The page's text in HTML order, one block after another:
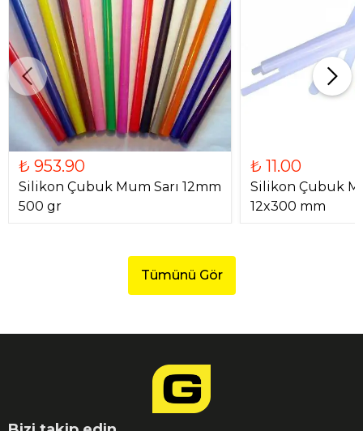
₺ 953.90
Silikon Çubuk Mum Sarı 12mm
500 gr
₺ 11.00
Silikon Çubuk
12x300 mm
Tümünü Gör